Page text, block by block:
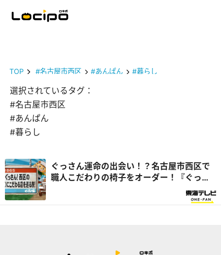
TOP #名古屋市西区 #あんぱん #暮らし
選択されているタグ：
#名古屋市西区
#あんぱん
#暮らし
ぐっさん運命の出会い！？名古屋市西区で
職人こだわりの椅子をオーダー！『ぐっさ